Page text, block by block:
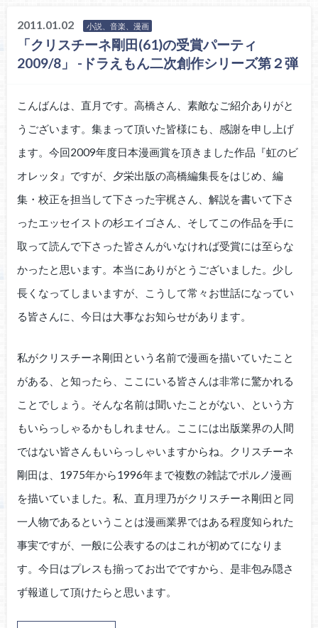
2011.01.02 小説、音楽、漫画
「クリスチーネ剛田(61)の受賞パーティ
2009/8」 -ドラえもん二次創作シリーズ第２弾
こんばんは、直月です。高橋さん、素敵なご紹介ありがと
うございます。集まって頂いた皆様にも、感謝を申し上げ
ます。今回2009年度日本漫画賞を頂きました作品『虹のビ
オレッタ』ですが、夕栄出版の高橋編集長をはじめ、編
集・校正を担当して下さった宇梶さん、解説を書いて下さ
ったエッセイストの杉エイゴさん、そしてこの作品を手に
取って読んで下さった皆さんがいなければ受賞には至らな
かったと思います。本当にありがとうございました。少し
長くなってしまいますが、こうして常々お世話になってい
る皆さんに、今日は大事なお知らせがあります。
私がクリスチーネ剛田という名前で漫画を描いていたこと
がある、と知ったら、ここにいる皆さんは非常に驚かれる
ことでしょう。そんな名前は聞いたことがない、という方
もいらっしゃるかもしれません。ここには出版業界の人間
ではない皆さんもいらっしゃいますからね。クリスチーネ
剛田は、1975年から1996年まで複数の雑誌でポルノ漫画
を描いていました。私、直月理乃がクリスチーネ剛田と同
一人物であるということは漫画業界ではある程度知られた
事実ですが、一般に公表するのはこれが初めてになりま
す。今日はプレスも揃ってお出でですから、是非包み隠さ
ず報道して頂けたらと思います。